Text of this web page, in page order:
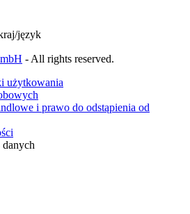
język
- All rights reserved.
użytkowania
i prawo do odstąpienia od